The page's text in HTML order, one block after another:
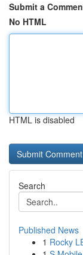
Submit a
No HTML
HTML is disabled
Search
Published News
1 Rocky